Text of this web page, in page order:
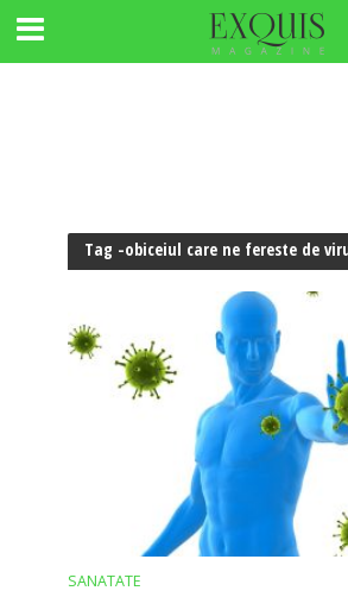
Tag -obiceiul care ne fereste de
SANATATE